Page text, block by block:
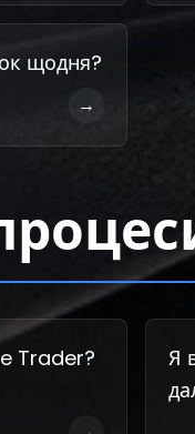
щодня?
→
Trader?
Я